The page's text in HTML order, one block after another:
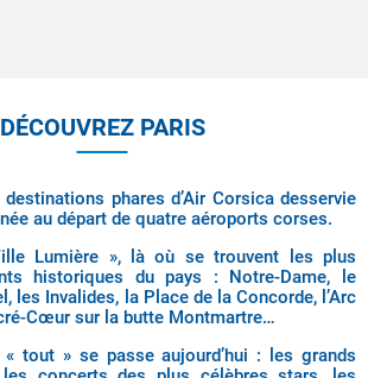
DÉCOUVREZ PARIS
destinations phares d’Air Corsica desservie
au départ de quatre aéroports corses.
Lumière », là où se trouvent les plus
historiques du pays : Notre-Dame, le
les Invalides, la Place de la Concorde, l’Arc
Cœur sur la butte Montmartre…
« tout » se passe aujourd’hui : les grands